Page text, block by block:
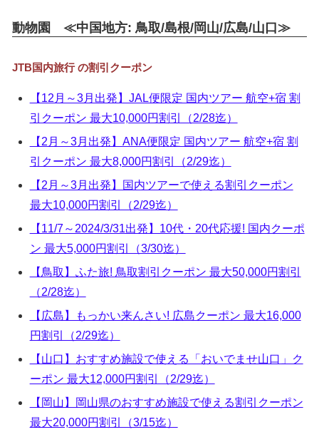
▼
▼
動物園 ≪中国地方: 鳥取/島根/岡山/広島/山口≫
JTB国内旅行 の割引クーポン
【12月～3月出発】JAL便限定 国内ツアー 航空+宿 割
引クーポン 最大10,000円割引（2/28迄）
【2月～3月出発】ANA便限定 国内ツアー 航空+宿 割
引クーポン 最大8,000円割引（2/29迄）
【2月～3月出発】国内ツアーで使える割引クーポン
最大10,000円割引（2/29迄）
【11/7～2024/3/31出発】10代・20代応援! 国内クーポ
ン 最大5,000円割引（3/30迄）
【鳥取】ふた旅! 鳥取割引クーポン 最大50,000円割引
（2/28迄）
【広島】もっかい来んさい! 広島クーポン 最大16,000
円割引（2/29迄）
【山口】おすすめ施設で使える「おいでませ山口」ク
ーポン 最大12,000円割引（2/29迄）
【岡山】岡山県のおすすめ施設で使える割引クーポン
最大20,000円割引（3/15迄）